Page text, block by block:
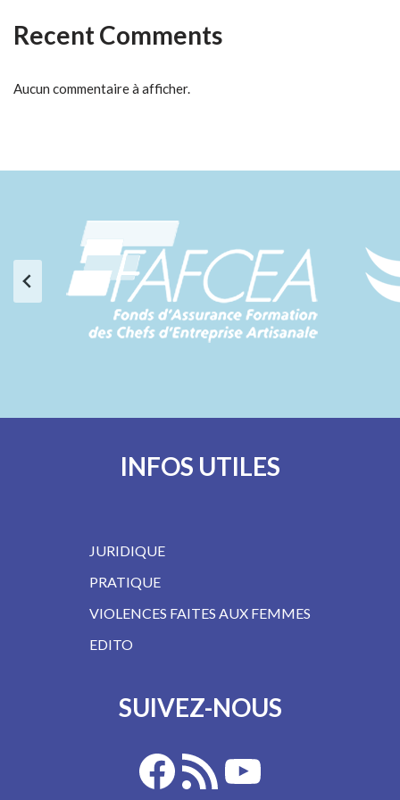
Recent Comments
Aucun commentaire à afficher.
INFOS UTILES
JURIDIQUE
PRATIQUE
VIOLENCES FAITES AUX FEMMES
EDITO
SUIVEZ-NOUS